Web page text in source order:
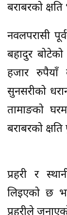
बराबरको
नवलपरासी
बहादुर
हजार रुपैयाँ
सुनसरीको
तामाङको
बराबरको
प्रहरी र
लिइएको छ
प्रहरीले